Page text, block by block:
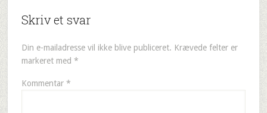
Skriv et svar
Din e-mailadresse vil ikke blive publiceret. Krævede felter er
markeret med *
Kommentar *